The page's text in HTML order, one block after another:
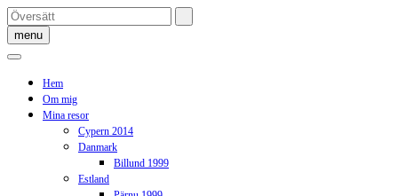
Skip
to
content
menu
Hem
Om mig
Mina resor
Cypern 2014
Danmark
Billund 1999
Estland